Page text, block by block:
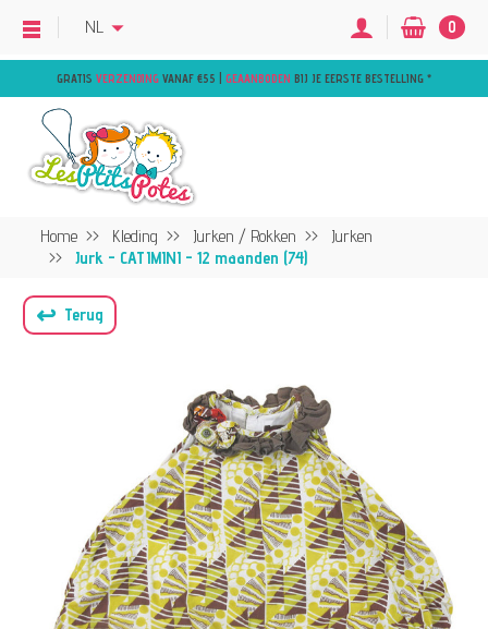
GRATIS VERZENDING VANAF €55 | GEAANBODEN BIJ JE EERSTE BESTELLING *
NL 0
Home Kleding Jurken / Rokken
Jurken
Jurk - CATIMINI - 12 maanden (74)
↩ Terug